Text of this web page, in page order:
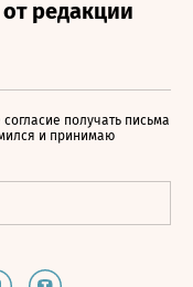
получать письма
и принимаю